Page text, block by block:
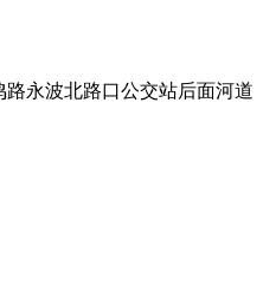
永波北路口公交站后面河道